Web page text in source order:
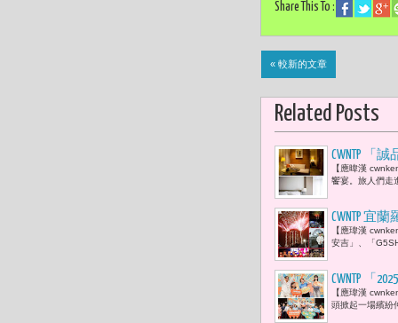
Share This To :
« 較新的文章
Related Posts
CWNTP 「
【應暐漢
饗宴。旅人們走
CWNTP 宜
秀，與民
【應瑋漢
安吉」、「
CWNTP 「
點亮童心
【應瑋漢
頭掀起一場繽紛